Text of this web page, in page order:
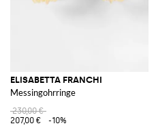
ELISABETTA FRANCHI
Messingohrringe
230,00 €
207,00 €
-10%